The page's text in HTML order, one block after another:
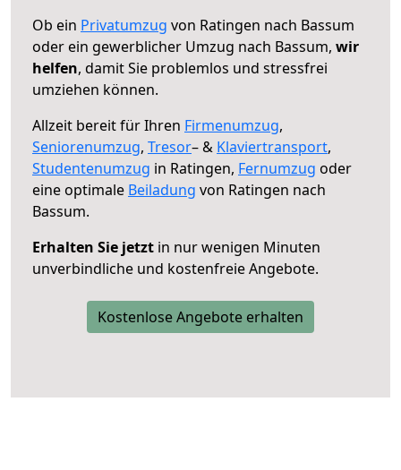
Ob ein Privatumzug von Ratingen nach Bassum
oder ein gewerblicher Umzug nach Bassum, wir
helfen, damit Sie problemlos und stressfrei
umziehen können.
Allzeit bereit für Ihren Firmenumzug,
Seniorenumzug, Tresor– & Klaviertransport,
Studentenumzug in Ratingen, Fernumzug oder
eine optimale Beiladung von Ratingen nach
Bassum.
Erhalten Sie jetzt in nur wenigen Minuten
unverbindliche und kostenfreie Angebote.
Kostenlose Angebote erhalten